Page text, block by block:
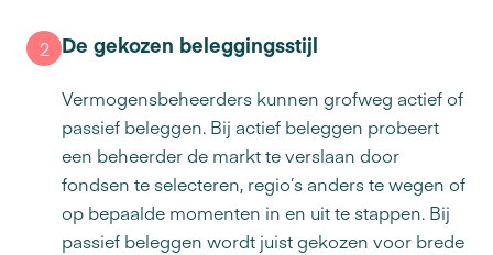
2 De gekozen beleggingsstijl
Vermogensbeheerders kunnen grofweg actief of
passief beleggen. Bij actief beleggen probeert
een beheerder de markt te verslaan door
fondsen te selecteren, regio’s anders te wegen of
op bepaalde momenten in en uit te stappen. Bij
passief beleggen wordt juist gekozen voor brede